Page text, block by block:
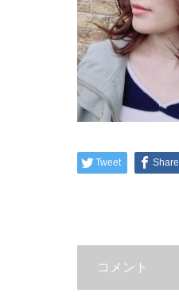
Tweet Share
コメント